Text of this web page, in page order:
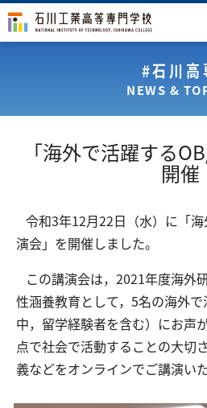
入学案内
国際交流
教育・研究施設
中学生の方
保護者の方 卒業生の方
#石川高
NEWS &
「海外で活躍する
開催
令和3年12月22日（水）に「
演会」を開催しました。
この講演会は，2021年度海外
性涵養教育として，5名の海外
中，留学経験者を含む）にお声
点で社会で活動することの大切
義などをオンラインでご講演い